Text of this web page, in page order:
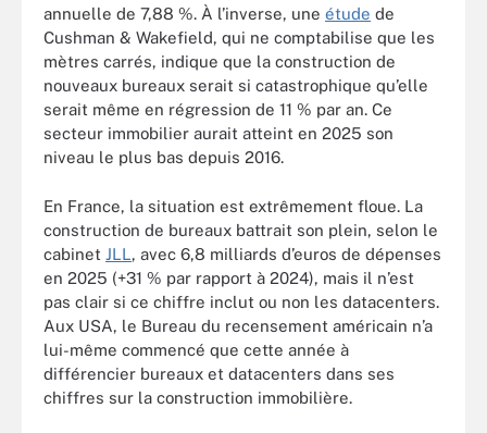
annuelle de 7,88 %. À l’inverse, une étude de
Cushman & Wakefield, qui ne comptabilise que les
mètres carrés, indique que la construction de
nouveaux bureaux serait si catastrophique qu’elle
serait même en régression de 11 % par an. Ce
secteur immobilier aurait atteint en 2025 son
niveau le plus bas depuis 2016.
En France, la situation est extrêmement floue. La
construction de bureaux battrait son plein, selon le
cabinet JLL, avec 6,8 milliards d’euros de dépenses
en 2025 (+31 % par rapport à 2024), mais il n’est
pas clair si ce chiffre inclut ou non les datacenters.
Aux USA, le Bureau du recensement américain n’a
lui-même commencé que cette année à
différencier bureaux et datacenters dans ses
chiffres sur la construction immobilière.